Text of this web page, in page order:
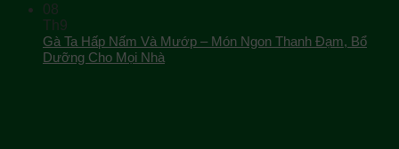
Tráng
08
Th9
Gà Ta Hấp Nấm Và Mướp – Món Ngon Thanh Đạm, Bổ
Dưỡng Cho Mọi Nhà